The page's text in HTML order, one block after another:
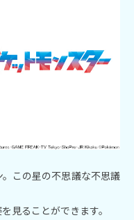
この星の不思議な不思議
見ることができます。